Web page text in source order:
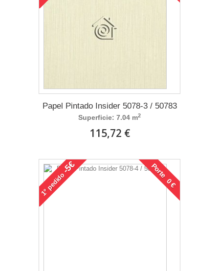
Papel Pintado Insider 5078-3 / 50783
Superficie: 7.04 m2
115,72 €
1°
pedido
-5€ Porte 0 €